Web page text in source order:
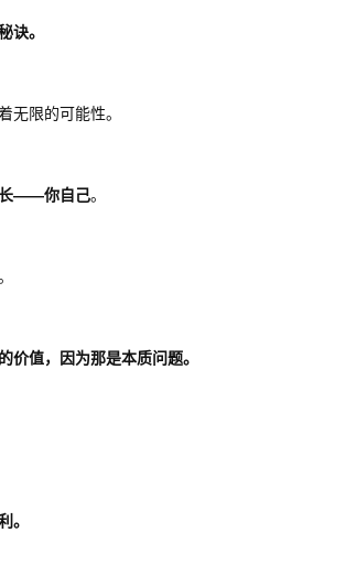
诀。
无限的可能性。
长——你自己。
价值，因为那是本质问题。
。